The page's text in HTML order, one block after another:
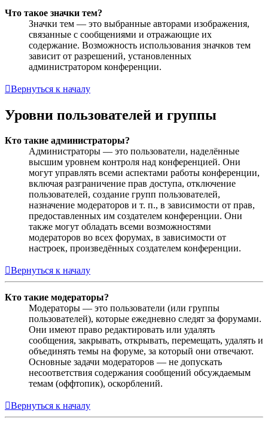
Что такое значки тем?
Значки тем — это выбранные авторами изображения,
связанные с сообщениями и отражающие их
содержание. Возможность использования значков тем
зависит от разрешений, установленных
администратором конференции.
Вернуться к началу
Уровни пользователей и группы
Кто такие администраторы?
Администраторы — это пользователи, наделённые
высшим уровнем контроля над конференцией. Они
могут управлять всеми аспектами работы конференции,
включая разграничение прав доступа, отключение
пользователей, создание групп пользователей,
назначение модераторов и т. п., в зависимости от прав,
предоставленных им создателем конференции. Они
также могут обладать всеми возможностями
модераторов во всех форумах, в зависимости от
настроек, произведённых создателем конференции.
Вернуться к началу
Кто такие модераторы?
Модераторы — это пользователи (или группы
пользователей), которые ежедневно следят за форумами.
Они имеют право редактировать или удалять
сообщения, закрывать, открывать, перемещать, удалять и
объединять темы на форуме, за который они отвечают.
Основные задачи модераторов — не допускать
несоответствия содержания сообщений обсуждаемым
темам (оффтопик), оскорблений.
Вернуться к началу